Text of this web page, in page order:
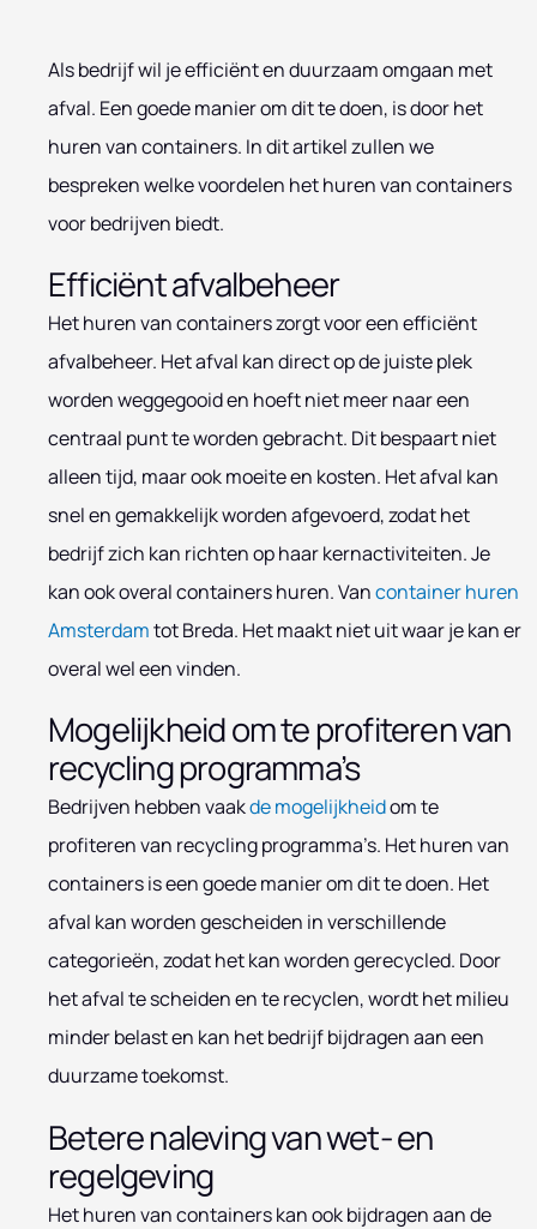
Als bedrijf wil je efficiënt en duurzaam omgaan met
afval. Een goede manier om dit te doen, is door het
huren van containers. In dit artikel zullen we
bespreken welke voordelen het huren van containers
voor bedrijven biedt.
Efficiënt afvalbeheer
Het huren van containers zorgt voor een efficiënt
afvalbeheer. Het afval kan direct op de juiste plek
worden weggegooid en hoeft niet meer naar een
centraal punt te worden gebracht. Dit bespaart niet
alleen tijd, maar ook moeite en kosten. Het afval kan
snel en gemakkelijk worden afgevoerd, zodat het
bedrijf zich kan richten op haar kernactiviteiten. Je
kan ook overal containers huren. Vancontainer huren
Amsterdamtot Breda. Het maakt niet uit waar je kan er
overal wel een vinden.
Mogelijkheid om te profiteren van
recycling programma’s
Bedrijven hebben vaakde mogelijkheidom te
profiteren van recycling programma’s. Het huren van
containers is een goede manier om dit te doen. Het
afval kan worden gescheiden in verschillende
categorieën, zodat het kan worden gerecycled. Door
het afval te scheiden en te recyclen, wordt het milieu
minder belast en kan het bedrijf bijdragen aan een
duurzame toekomst.
Betere naleving van wet- en
regelgeving
Het huren van containers kan ook bijdragen aan de